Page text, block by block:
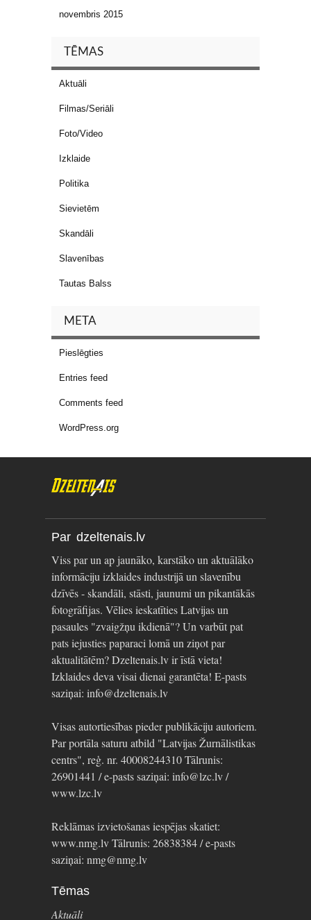
novembris 2015
TĒMAS
Aktuāli
Filmas/Seriāli
Foto/Video
Izklaide
Politika
Sievietēm
Skandāli
Slavenības
Tautas Balss
META
Pieslēgties
Entries feed
Comments feed
WordPress.org
Par dzeltenais.lv
Viss par un ap jaunāko, karstāko un aktuālāko
informāciju izklaides industrijā un slavenību
dzīvēs - skandāli, stāsti, jaunumi un pikantākās
fotogrāfijas. Vēlies ieskatīties Latvijas un
pasaules "zvaigžņu ikdienā"? Un varbūt pat
pats iejusties paparaci lomā un ziņot par
aktualitātēm? Dzeltenais.lv ir īstā vieta!
Izklaides deva visai dienai garantēta! E-pasts
saziņai: info@dzeltenais.lv
Visas autortiesības pieder publikāciju autoriem.
Par portāla saturu atbild "Latvijas Žurnālistikas
centrs", reģ. nr. 40008244310 Tālrunis:
26901441 / e-pasts saziņai: info@lzc.lv /
www.lzc.lv
Reklāmas izvietošanas iespējas skatiet:
www.nmg.lv Tālrunis: 26838384 / e-pasts
saziņai: nmg@nmg.lv
Tēmas
Aktuāli